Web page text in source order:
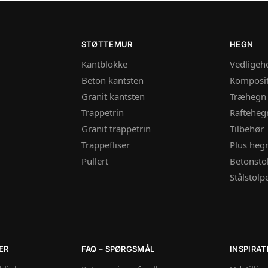
STØTTEMUR
Kantblokke
Beton kantsten
Granit kantsten
Trappetrin
Granit trappetrin
Trappefliser
Pullert
HEGN
Træhegn
Tilbehør
Plus
FAQ – SPØRGSMÅL